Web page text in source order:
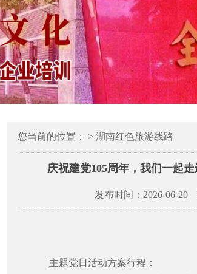
您当前的位置： > 湖南红色旅游线路
庆祝建党105周年，我们一起
发布时间：2026-06-20
主题党日活动方案行程：